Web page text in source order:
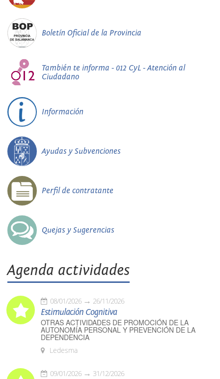
Boletín Oficial de la Provincia
También te informa - 012 CyL - Atención al
Ciudadano
Información
Ayudas y Subvenciones
Perfil de contratante
Quejas y Sugerencias
Agenda actividades
08/01/2026 26/11/2026
Estimulación Cognitiva
OTRAS ACTIVIDADES DE PROMOCIÓN DE LA
AUTONOMÍA PERSONAL Y PREVENCIÓN DE LA
DEPENDENCIA
Ledesma
09/01/2026 31/12/2026